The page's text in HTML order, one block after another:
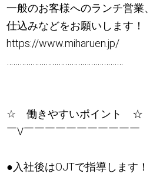
一般のお客様へのランチ営業、
仕込みなどをお願いします！
https://www.miharuen.jp/
☆ 働きやすいポイント ☆
￣V￣￣￣￣￣￣￣￣￣￣￣
●入社後はOJTで指導します！